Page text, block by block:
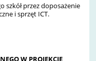
szkół przez doposażenie
i sprzęt ICT.
W PROJEKCIE